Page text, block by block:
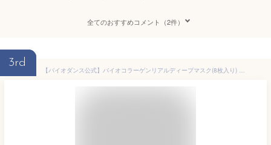
全てのおすすめコメント（2件）
3rd
【バイオダンス公式】バイオコラーゲンリアルディープマスク(8枚入り) 高保湿 弾力 毛穴 ツヤ肌ケア アンプル ハイドロゲル べたつきかない 韓国コスメ マスクパック 潤い